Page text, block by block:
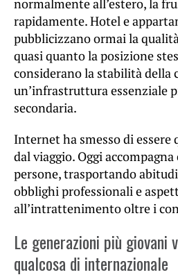
normalmente all’estero, la
rapidamente. Hotel e
pubblicizzano ormai la
quasi quanto la posizione
considerano la stabilità della
un’infrastruttura essenziale
secondaria.
Internet ha smesso di essere
dal viaggio. Oggi
persone, trasportando
obblighi professionali e
all’intrattenimento oltre i
Le generazioni più giovani
qualcosa di internazionale